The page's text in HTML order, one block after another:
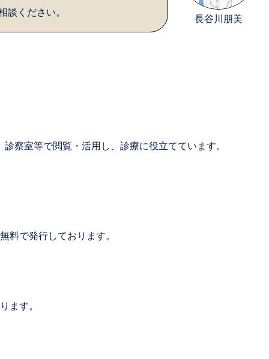
ください。 長谷川朋美
察室等で閲覧・活用し、診療に役立てています。
料で発行しております。
ます。